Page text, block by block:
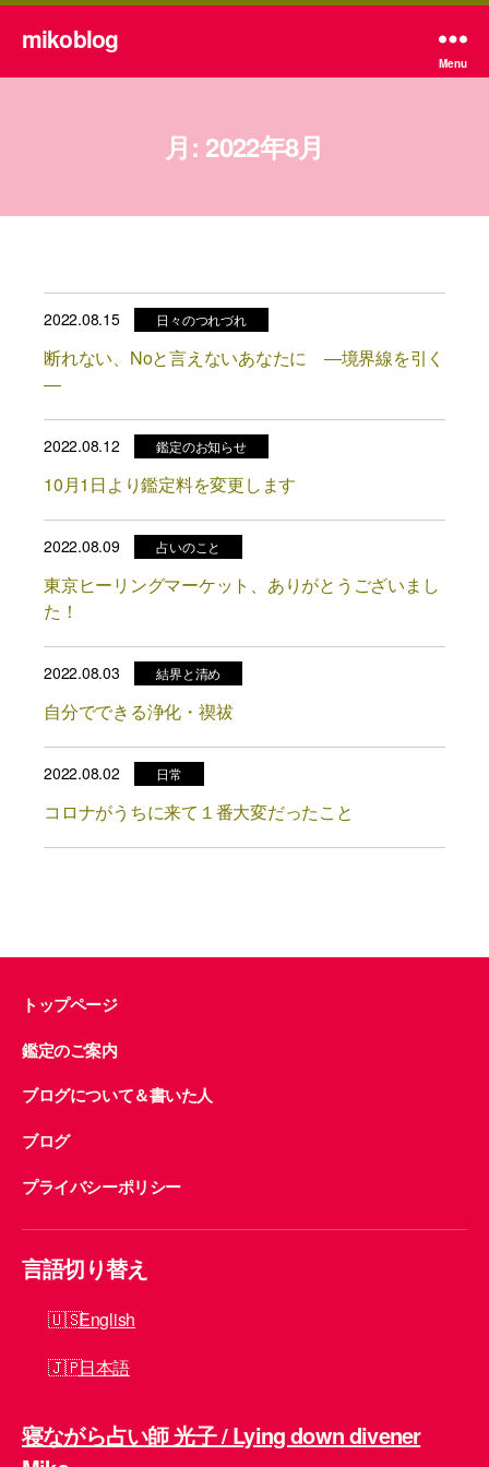
mikoblog
Menu
月: 2022年8月
2022.08.15 日々のつれづれ
断れない、Noと言えないあなたに ―境界線を引く
―
2022.08.12 鑑定のお知らせ
10月1日より鑑定料を変更します
2022.08.09 占いのこと
東京ヒーリングマーケット、ありがとうございまし
た！
2022.08.03 結界と清め
自分でできる浄化・禊祓
2022.08.02 日常
コロナがうちに来て１番大変だったこと
トップページ
鑑定のご案内
ブログについて＆書いた人
ブログ
プライバシーポリシー
言語切り替え
English
日本語
寝ながら占い師 光子 / Lying down divener